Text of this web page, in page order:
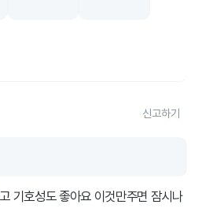
신고하기
기호성도 좋아요 이것만주면 잠시나